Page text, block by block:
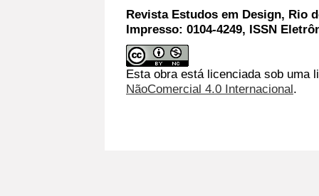
Revista Estudos em Design, Rio
Impresso: 0104-4249, ISSN
Esta obra está licenciada sob uma
NãoComercial 4.0 Internacional.